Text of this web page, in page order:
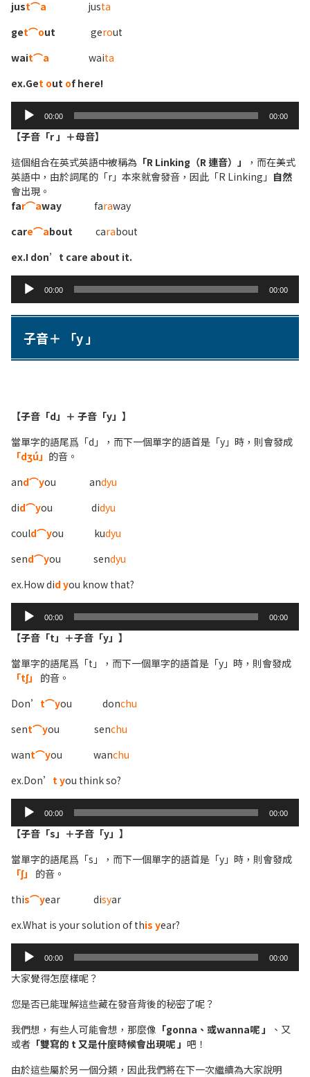
just⌒a justa
get⌒out gerout
wait⌒a waita
ex.Get out of here!
Audio
Player
00:00 00:00
【子音「r 」＋母音】
這個組合在英式英語中被稱為 「R Linking（R 連音）」
，而在美式
英語中，由於詞尾的「r」本來就會發音，因此「R Linking」 自然
會出現。
far⌒away faraway
care⌒about carabout
ex.I don’t care about it.
Audio
Player
00:00 00:00
子音＋ 「y 」
【子音「d」＋ 子音「y」】
當單字的語尾爲「d」，而下一個單字的語首是「y」時，則會發成
「dʒú」 的音。
and⌒you andyu
did⌒you didyu
could⌒you kudyu
send⌒you sendyu
ex.How did you know that?
Audio
Player
00:00 00:00
【子音「t」＋子音「y」】
當單字的語尾爲「t」，而下一個單字的語首是「y」時，則會發成
「tʃ」
的音。
Don’ t⌒you donchu
sent⌒you senchu
want⌒you wanchu
ex.Don’ t you think so?
Audio
Player
00:00 00:00
【子音「s」＋子音「y」】
當單字的語尾爲「s」，而下一個單字的語首是「y」時，則會發成
「ʃ」
的音。
this⌒year disyar
ex.What is your solution of this year?
Audio
Player
00:00 00:00
大家覺得怎麼樣呢？
您是否已能理解這些藏在發音背後的秘密了呢？
我們想，有些人可能會想，那麼像 「gonna、或wanna呢 」
、又
或者 「雙寫的 t 又是什麼時候會出現呢 」 吧！
由於這些屬於另一個分類，因此我們將在下一次繼續為大家說明